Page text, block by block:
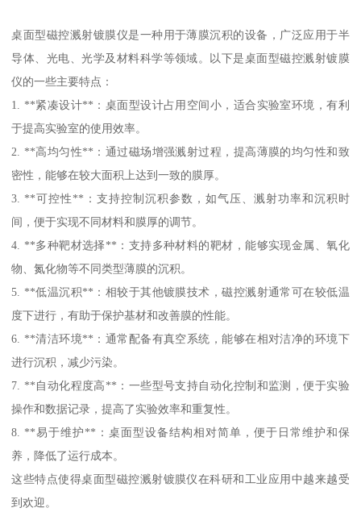
桌面型磁控溅射镀膜仪是一种用于薄膜沉积的设备，广泛应用于半
导体、光电、光学及材料科学等领域。以下是桌面型磁控溅射镀膜
仪的一些主要特点：
1. **紧凑设计**：桌面型设计占用空间小，适合实验室环境，有利
于提高实验室的使用效率。
2. **高均匀性**：通过磁场增强溅射过程，提高薄膜的均匀性和致
密性，能够在较大面积上达到一致的膜厚。
3. **可控性**：支持控制沉积参数，如气压、溅射功率和沉积时
间，便于实现不同材料和膜厚的调节。
4. **多种靶材选择**：支持多种材料的靶材，能够实现金属、氧化
物、氮化物等不同类型薄膜的沉积。
5. **低温沉积**：相较于其他镀膜技术，磁控溅射通常可在较低温
度下进行，有助于保护基材和改善膜的性能。
6. **清洁环境**：通常配备有真空系统，能够在相对洁净的环境下
进行沉积，减少污染。
7. **自动化程度高**：一些型号支持自动化控制和监测，便于实验
操作和数据记录，提高了实验效率和重复性。
8. **易于维护**：桌面型设备结构相对简单，便于日常维护和保
养，降低了运行成本。
这些特点使得桌面型磁控溅射镀膜仪在科研和工业应用中越来越受
到欢迎。